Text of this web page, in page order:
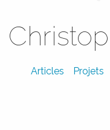
Articles Projets